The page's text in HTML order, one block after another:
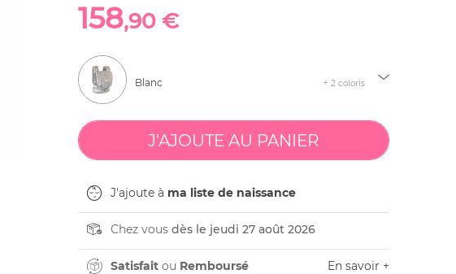
158,90 €
Blanc + 2 coloris
J'ajoute à ma liste de naissance
Chez vous dès le jeudi 27 août 2026
Satisfaitou Remboursé En savoir +